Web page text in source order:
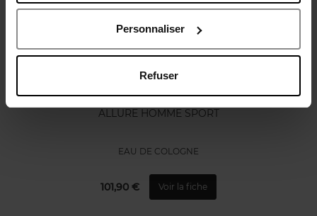
Personnaliser
Refuser
ALLURE HOMME SPORT
EAU DE COLOGNE
101,90 € Voir la fiche